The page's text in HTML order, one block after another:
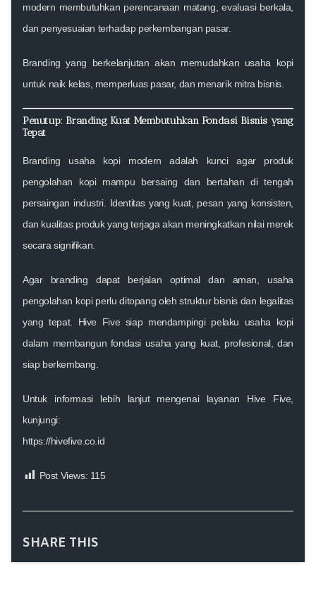
modern membutuhkan perencanaan matang, evaluasi berkala,
dan penyesuaian terhadap perkembangan pasar.
Branding yang berkelanjutan akan memudahkan usaha kopi
untuk naik kelas, memperluas pasar, dan menarik mitra bisnis.
Penutup: Branding Kuat Membutuhkan Fondasi Bisnis yang
Tepat
Branding usaha kopi modern adalah kunci agar produk
pengolahan kopi mampu bersaing dan bertahan di tengah
persaingan industri. Identitas yang kuat, pesan yang konsisten,
dan kualitas produk yang terjaga akan meningkatkan nilai merek
secara signifikan.
Agar branding dapat berjalan optimal dan aman, usaha
pengolahan kopi perlu ditopang oleh struktur bisnis dan legalitas
yang tepat. Hive Five siap mendampingi pelaku usaha kopi
dalam membangun fondasi usaha yang kuat, profesional, dan
siap berkembang.
Untuk informasi lebih lanjut mengenai layanan Hive Five,
kunjungi:
https://hivefive.co.id
Post Views: 115
SHARE THIS